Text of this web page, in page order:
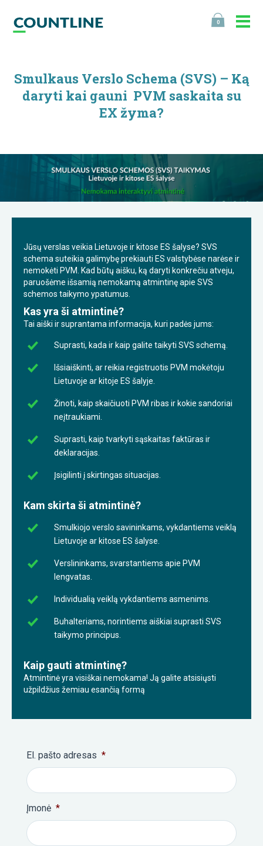
0
Smulkaus Verslo Schema (SVS) – Ką
daryti kai gauni PVM saskaita su
EX žyma?
Jūsų verslas veikia Lietuvoje ir kitose ES šalyse? SVS
schema suteikia galimybę prekiauti ES valstybėse narėse ir
nemokėti PVM. Kad būtų aišku, ką daryti konkrečiu atveju,
paruošėme išsamią nemokamą atmintinę apie SVS
schemos taikymo ypatumus.
Kas yra ši atmintinė?
Tai aiški ir suprantama informacija, kuri padės jums:
Suprasti, kada ir kaip galite taikyti SVS schemą.
Išsiaiškinti, ar reikia registruotis PVM mokėtoju
Lietuvoje ar kitoje ES šalyje.
Žinoti, kaip skaičiuoti PVM ribas ir kokie sandoriai
neįtraukiami.
Suprasti, kaip tvarkyti sąskaitas faktūras ir
deklaracijas.
Įsigilinti į skirtingas situacijas.
Kam skirta ši atmintinė?
Smulkiojo verslo savininkams, vykdantiems veiklą
Lietuvoje ar kitose ES šalyse.
Verslininkams, svarstantiems apie PVM
lengvatas.
Individualią veiklą vykdantiems asmenims.
Buhalteriams, norintiems aiškiai suprasti SVS
taikymo principus.
Kaip gauti atmintinę?
Atmintinė yra visiškai nemokama! Ją galite atsisiųsti
užpildžius žemiau esančią formą
El. pašto adresas *
Įmonė *